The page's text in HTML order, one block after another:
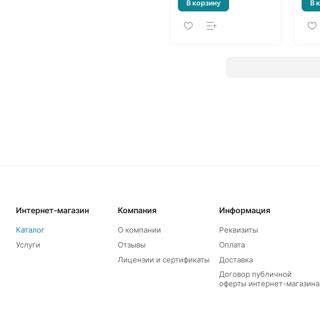
В корзину В
Интернет-магазин
Каталог
Услуги
Компания
О компании
Отзывы
Лицензии и сертификаты
Информация
Реквизиты
Оплата
Доставка
Договор публичной
оферты интернет-магазина